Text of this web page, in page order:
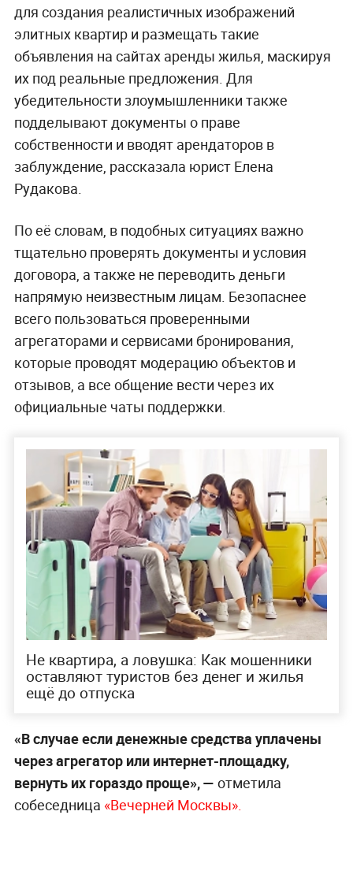
для создания реалистичных изображений
элитных квартир и размещать такие
объявления на сайтах аренды жилья, маскируя
их под реальные предложения. Для
убедительности злоумышленники также
подделывают документы о праве
собственности и вводят арендаторов в
заблуждение, рассказала юрист Елена
Рудакова.
По её словам, в подобных ситуациях важно
тщательно проверять документы и условия
договора, а также не переводить деньги
напрямую неизвестным лицам. Безопаснее
всего пользоваться проверенными
агрегаторами и сервисами бронирования,
которые проводят модерацию объектов и
отзывов, а все общение вести через их
официальные чаты поддержки.
Не квартира, а ловушка: Как мошенники
оставляют туристов без денег и жилья
ещё до отпуска
«В случае если денежные средства уплачены
через агрегатор или интернет-площадку,
вернуть их гораздо проще», — отметила
собеседница «Вечерней Москвы».